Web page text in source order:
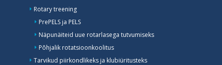
Rotary treening
PrePELS ja PELS
Näpunäiteid uue rotarlasega tutvumiseks
Põhjalik rotatsioonkoolitus
Tarvikud piirkondlikeks ja klubiüritusteks